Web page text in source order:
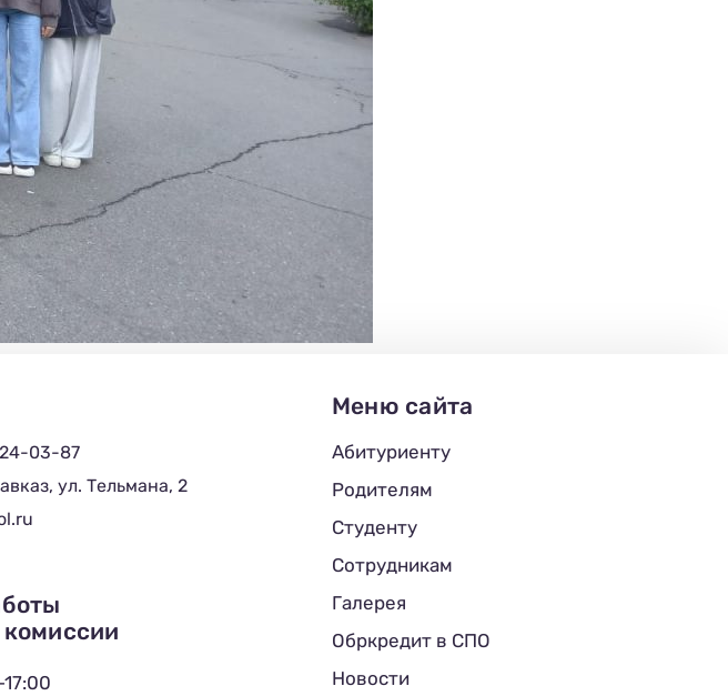
24-03-87
ул. Тельмана, 2
Меню сайта
Абитуриенту
Родителям
Студенту
Сотрудникам
Галерея
Обркредит в СПО
Новости